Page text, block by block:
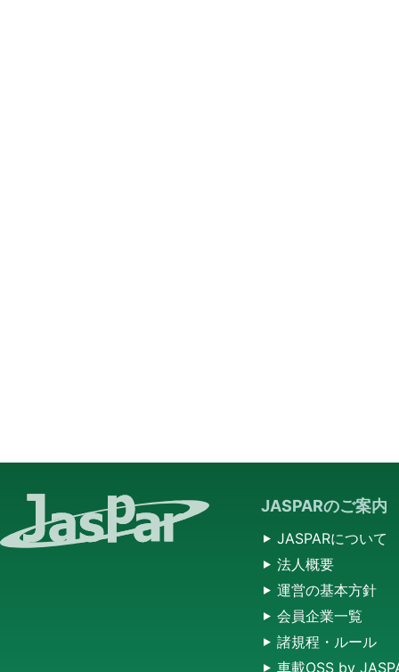
JASPARのご案内
JASPARについて
法人概要
運営の基本方針
会員企業一覧
諸規程・ルール
車載OSS by